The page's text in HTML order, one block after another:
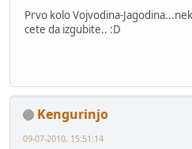
Prvo kolo Vojvodina-
cete da izgubite.. :D
Kengurinjo
09-07-2010, 15:51:14